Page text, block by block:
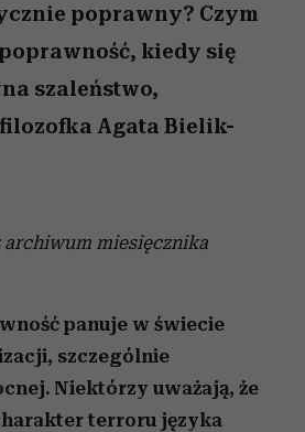
poprawny? Czym
kiedy się
szaleństwo,
Agata Bielik-
miesięcznika
panuje w świecie
szczególnie
Niektórzy uważają, że
terroru języka